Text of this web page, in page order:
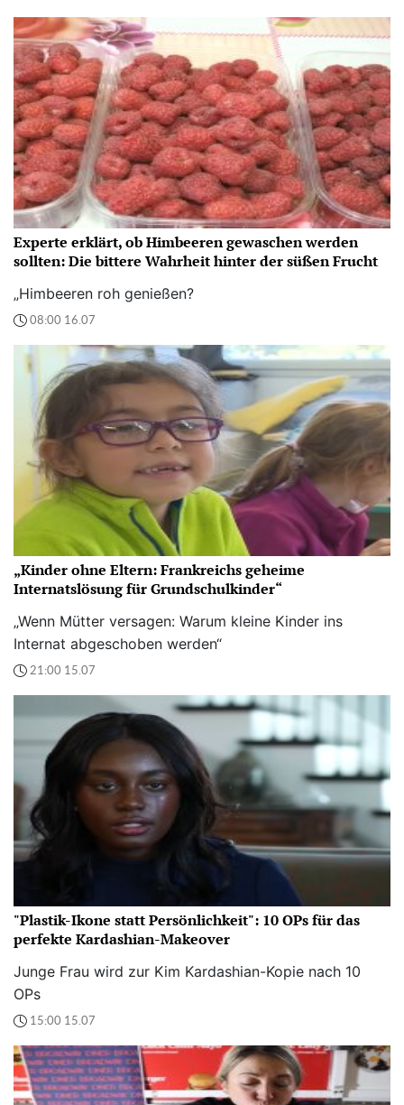
Experte erklärt, ob Himbeeren gewaschen werden
sollten: Die bittere Wahrheit hinter der süßen Frucht
„Himbeeren roh genießen?
08:00 16.07
„Kinder ohne Eltern: Frankreichs geheime
Internatslösung für Grundschulkinder“
„Wenn Mütter versagen: Warum kleine Kinder ins
Internat abgeschoben werden“
21:00 15.07
"Plastik-Ikone statt Persönlichkeit": 10 OPs für das
perfekte Kardashian-Makeover
Junge Frau wird zur Kim Kardashian-Kopie nach 10
OPs
15:00 15.07